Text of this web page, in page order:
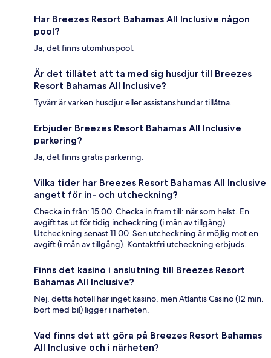
Har Breezes Resort Bahamas All Inclusive någon
pool?
Ja, det finns utomhuspool.
Är det tillåtet att ta med sig husdjur till Breezes
Resort Bahamas All Inclusive?
Tyvärr är varken husdjur eller assistanshundar tillåtna.
Erbjuder Breezes Resort Bahamas All Inclusive
parkering?
Ja, det finns gratis parkering.
Vilka tider har Breezes Resort Bahamas All Inclusive
angett för in- och utcheckning?
Checka in från: 15.00. Checka in fram till: när som helst. En
avgift tas ut för tidig incheckning (i mån av tillgång).
Utcheckning senast 11.00. Sen utcheckning är möjlig mot en
avgift (i mån av tillgång). Kontaktfri utcheckning erbjuds.
Finns det kasino i anslutning till Breezes Resort
Bahamas All Inclusive?
Nej, detta hotell har inget kasino, men Atlantis Casino (12 min.
bort med bil) ligger i närheten.
Vad finns det att göra på Breezes Resort Bahamas
All Inclusive och i närheten?